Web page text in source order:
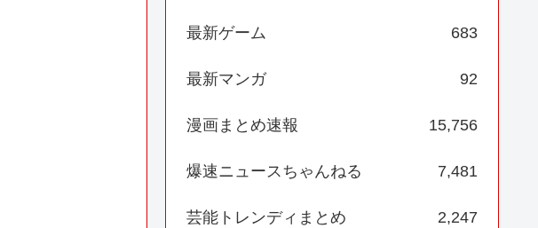
最新ゲーム 683
最新マンガ 92
漫画まとめ速報 15,756
爆速ニュースちゃんねる 7,481
芸能トレンディまとめ 2,247